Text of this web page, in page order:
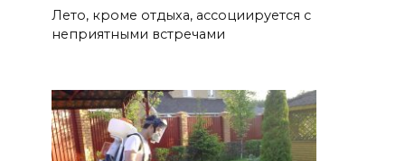
Лето, кроме отдыха, ассоциируется с
неприятными встречами